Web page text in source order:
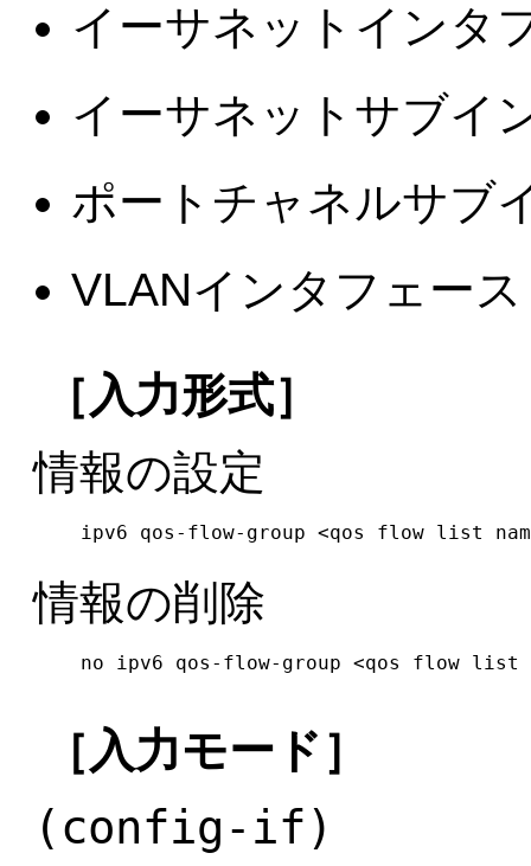
イーサネットインタ
イーサネットサブイ
ポートチャネルサブ
VLANインタフェース
［入力形式］
情報の設定
ipv6 qos-flow-group <qos flow list
情報の削除
no ipv6 qos-flow-group <qos flow list
［入力モード］
(config-if)